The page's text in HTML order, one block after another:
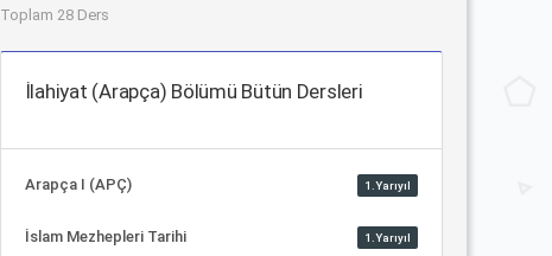
Toplam 28 Ders
İlahiyat (Arapça) Bölümü Bütün Dersleri
Arapça I (APÇ) 1.Yarıyıl
İslam Mezhepleri Tarihi 1.Yarıyıl